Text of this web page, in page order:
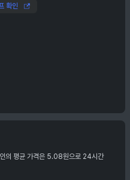
확인
평균 가격은 5.08원으로 24시간